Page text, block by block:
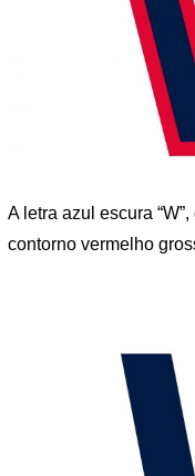
A letra azul escura
contorno vermelho